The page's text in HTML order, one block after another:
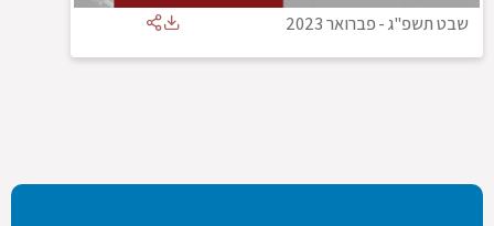
שבט תשפ"ג-פברואר 2023